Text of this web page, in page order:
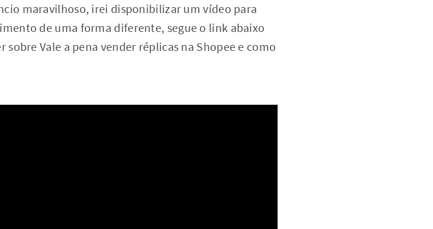
maravilhoso, irei disponibilizar um vídeo para
de uma forma diferente, segue o link abaixo
Vale a pena vender réplicas na Shopee e como